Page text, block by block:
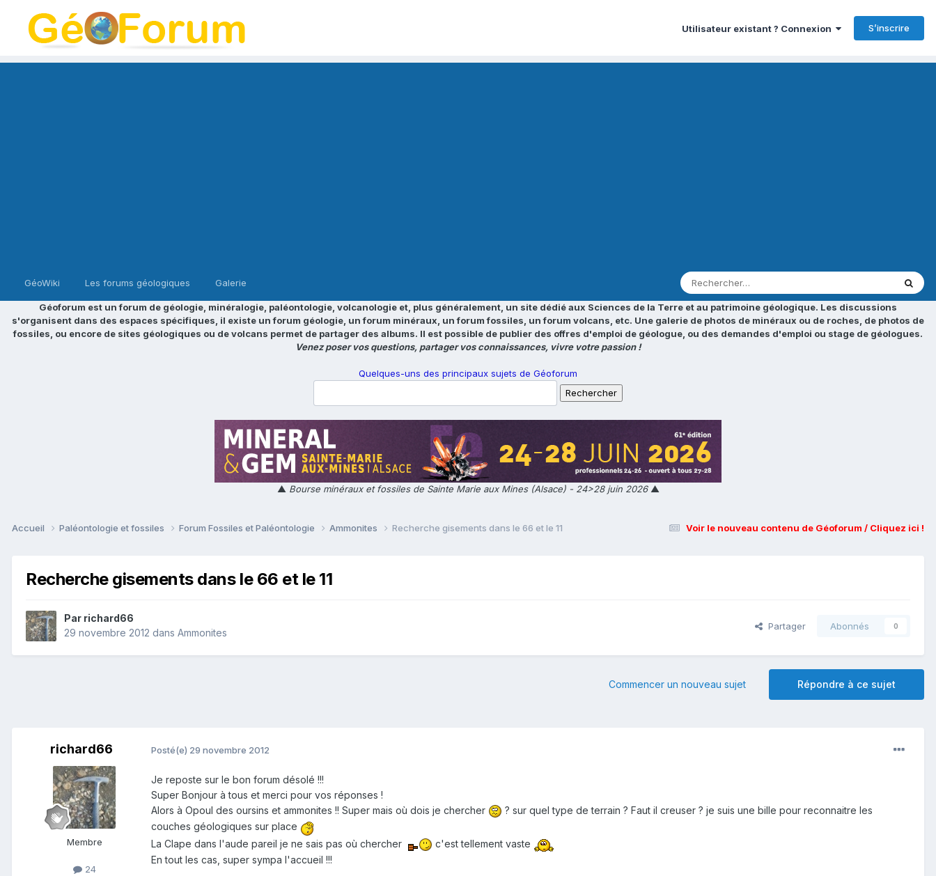
Utilisateur existant ? Connexion S’inscrire
GéoWiki Les forums géologiques Galerie
Géoforum est un forum de géologie, minéralogie, paléontologie, volcanologie et, plus généralement, un site dédié aux Sciences de la Terre et au patrimoine géologique. Les discussions
s'organisent dans des espaces spécifiques, il existe un forum géologie, un forum minéraux, un forum fossiles, un forum volcans, etc. Une galerie de photos de minéraux ou de roches, de photos de
fossiles, ou encore de sites géologiques ou de volcans permet de partager des albums. Il est possible de publier des offres d'emploi de géologue, ou des demandes d'emploi ou stage de géologues.
Venez poser vos questions, partager vos connaissances, vivre votre passion !
Quelques-uns des principaux sujets de Géoforum
▲ Bourse minéraux et fossiles de Sainte Marie aux Mines (Alsace) - 24>28 juin 2026▲
Voir le nouveau contenu de Géoforum / Cliquez ici !
Accueil Paléontologie et fossiles Forum Fossiles et Paléontologie Ammonites Recherche gisements dans le 66 et le 11
Recherche gisements dans le 66 et le 11
Par richard66
29 novembre 2012 dans Ammonites
Partager Abonnés 0
Répondre à ce sujet
Commencer un nouveau sujet
richard66
Membre
24
Posté(e) 29 novembre 2012
Je reposte sur le bon forum désolé !!!
Super Bonjour à tous et merci pour vos réponses !
Alors à Opoul des oursins et ammonites !! Super mais où dois je chercher
? sur quel type de terrain ? Faut il creuser ? je suis une bille pour reconnaitre les
couches géologiques sur place
La Clape dans l'aude pareil je ne sais pas où chercher
c'est tellement vaste
En tout les cas, super sympa l'accueil !!!